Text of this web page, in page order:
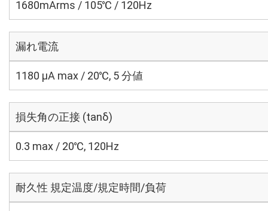
1680mArms / 105℃ / 120Hz
漏れ電流
1180 μA max / 20℃, 5 分値
損失角の正接 (tanδ)
0.3 max / 20℃, 120Hz
耐久性 規定温度/規定時間/負荷